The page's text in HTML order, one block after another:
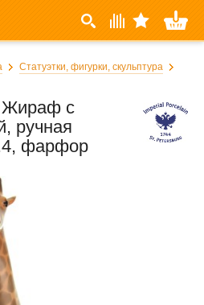
Статуэтки, фигурки, скульптура
Жираф с
ручная
фарфор